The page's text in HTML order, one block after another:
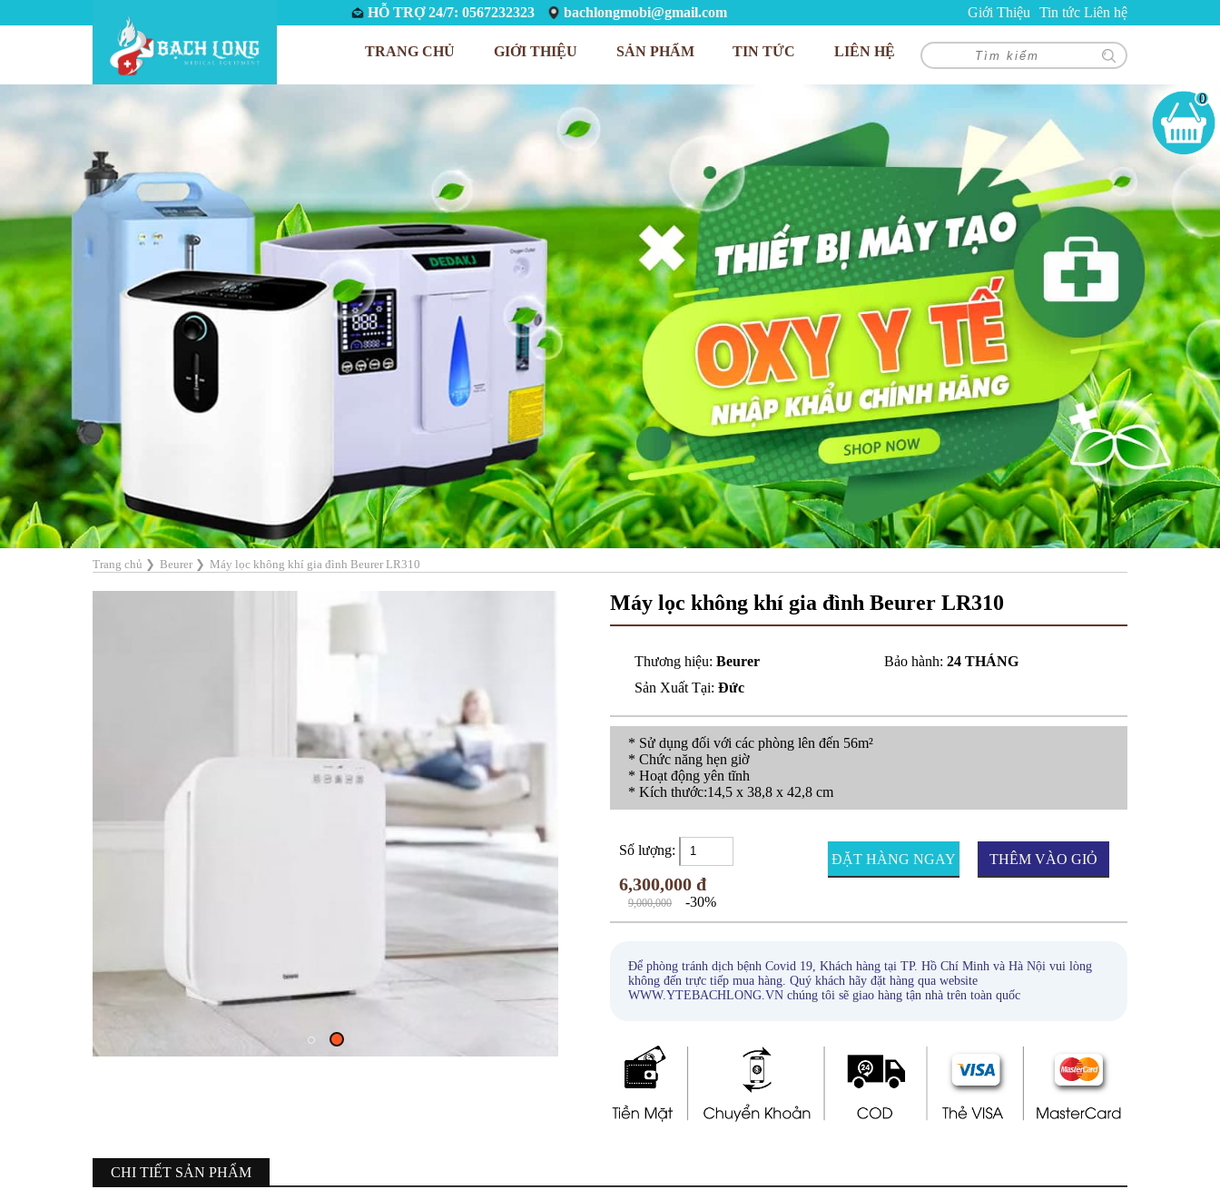
HỖ TRỢ 24/7: 0567232323 bachlongmobi@gmail.com Giới Thiệu Tin tức Liên hệ
TRANG CHỦ GIỚI THIỆU SẢN PHẨM TIN TỨC LIÊN HỆ
0
Trang chủ ❯ Beurer ❯ Máy lọc không khí gia đình Beurer LR310
Máy lọc không khí gia đình Beurer LR310
Thương hiệu: Beurer Bảo hành: 24 THÁNG
Sản Xuất Tại: Đức
* Sử dụng đối với các phòng lên đến 56m²
* Chức năng hẹn giờ
* Hoạt động yên tĩnh
* Kích thước:14,5 x 38,8 x 42,8 cm
Số lượng:
6,300,000 đ
9,000,000 -30%
ĐẶT HÀNG NGAY THÊM VÀO GIỎ
Để phòng tránh dịch bệnh Covid 19, Khách hàng tại TP. Hồ Chí Minh và Hà Nội vui lòng
không đến trực tiếp mua hàng. Quý khách hãy đặt hàng qua website
WWW.YTEBACHLONG.VN chúng tôi sẽ giao hàng tận nhà trên toàn quốc
CHI TIẾT SẢN PHẨM